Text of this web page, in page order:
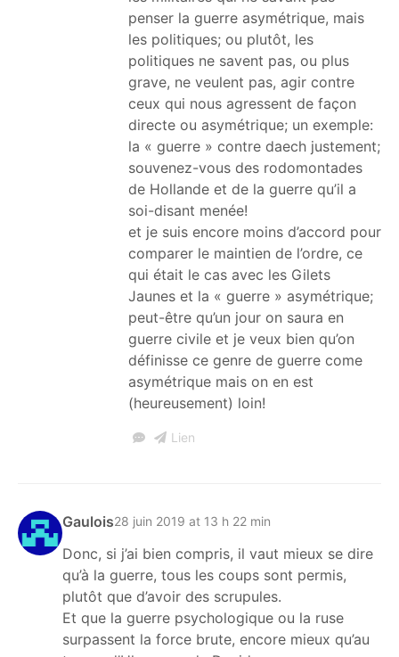
penser la guerre asymétrique, mais
les politiques; ou plutôt, les
politiques ne savent pas, ou plus
grave, ne veulent pas, agir contre
ceux qui nous agressent de façon
directe ou asymétrique; un exemple:
la « guerre » contre daech justement;
souvenez-vous des rodomontades
de Hollande et de la guerre qu’il a
soi-disant menée!
et je suis encore moins d’accord pour
comparer le maintien de l’ordre, ce
qui était le cas avec les Gilets
Jaunes et la « guerre » asymétrique;
peut-être qu’un jour on saura en
guerre civile et je veux bien qu’on
définisse ce genre de guerre come
asymétrique mais on en est
(heureusement) loin!
Lien
Gaulois28 juin 2019 at 13 h 22 min
Donc, si j’ai bien compris, il vaut mieux se dire
qu’à la guerre, tous les coups sont permis,
plutôt que d’avoir des scrupules.
Et que la guerre psychologique ou la ruse
surpassent la force brute, encore mieux qu’au